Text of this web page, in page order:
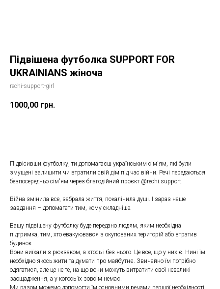
Підвішена футболка SUPPORT FOR
UKRAINIANS жіноча
rechi-support-girl
1000,00 грн.
Підвісивши футболку, ти допомагаєш українським сім'ям, які були
змущені залишити чи втратили свій дім під час війни. Речі передаються
безпосередньо сім'ям через благодійний проєкт @rechi.support.
Війна змінила все, забрала життя, покалічила душі. І зараз наше
завдання – допомагати тим, кому складніше.
Вашу підвішену футболку буде передано людям, яким необхідна
підтримка, тим, хто евакуювався з окупованих територій або втратив
будинок.
Вони виїхали з рюкзаком, а хтось і без нього. Це все, що у них є. Нині їм
необхідно якось жити та думати про майбутнє. Звичайно їм потрібно
одягатися, але це не те, на що вони можуть витратити свої невеликі
заощадження, а у когось їх зовсім немає.